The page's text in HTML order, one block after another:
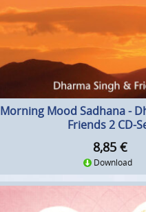
Morning Mood Sadhana -
Friends 2 CD-
8,85 €
Download